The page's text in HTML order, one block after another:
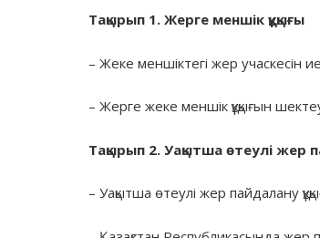
Тақырып 1. Жерге меншік құқығы
– Жеке меншіктегі жер учаскесін
– Жерге жеке меншік құқығын
Тақырып 2. Уақытша өтеулі жер
– Уақытша өтеулі жер пайдалану